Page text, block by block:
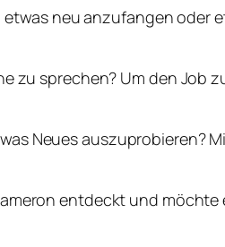
etwas neu anzufangen oder
zu sprechen? Um den Job
Neues auszuprobieren?
entdeckt und möchte